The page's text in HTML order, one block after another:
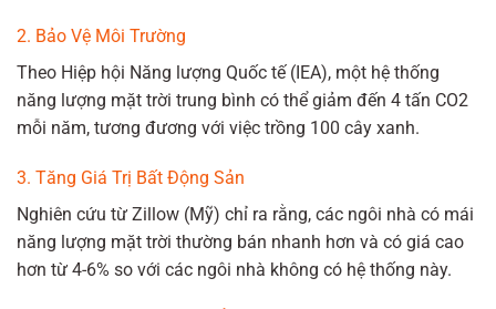
2. Bảo Vệ Môi Trường
Theo Hiệp hội Năng lượng Quốc tế (IEA), một hệ thống
năng lượng mặt trời trung bình có thể giảm đến 4 tấn CO2
mỗi năm, tương đương với việc trồng 100 cây xanh.
3. Tăng Giá Trị Bất Động Sản
Nghiên cứu từ Zillow (Mỹ) chỉ ra rằng, các ngôi nhà có mái
năng lượng mặt trời thường bán nhanh hơn và có giá cao
hơn từ 4-6% so với các ngôi nhà không có hệ thống này.